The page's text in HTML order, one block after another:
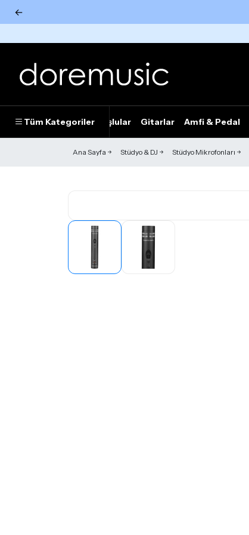
←
Tüm Kategoriler
Piyanolar Tuşlular Gitarlar Amfi & Pedal
Ana Sayfa Stüdyo & DJ Stüdyo Mikrofonları
Tümünü Gör